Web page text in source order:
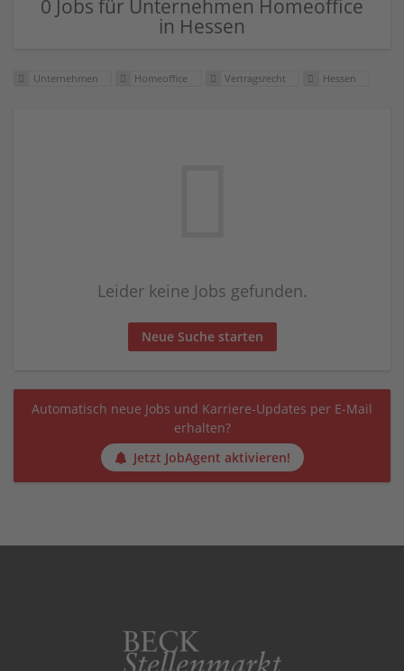
0 Jobs für Unternehmen Homeoffice
in Hessen
Unternehmen Homeoffice Vertragsrecht Hessen
Leider keine Jobs gefunden.
Neue Suche starten
Automatisch neue Jobs und Karriere-Updates per E-Mail
erhalten?
Jetzt JobAgent aktivieren!